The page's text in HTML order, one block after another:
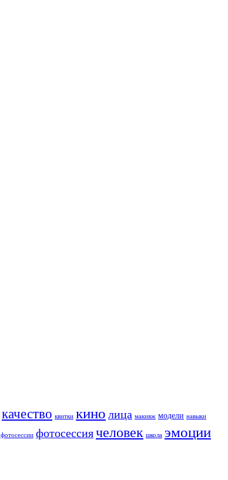
качество квитки кино лица макияж модели навыки
фотосессии фотосессиячеловек школа эмоции